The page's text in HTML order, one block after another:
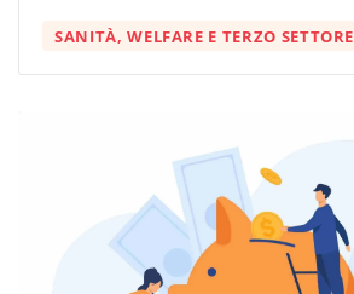
SANITÀ, WELFARE E TERZO SETTORE